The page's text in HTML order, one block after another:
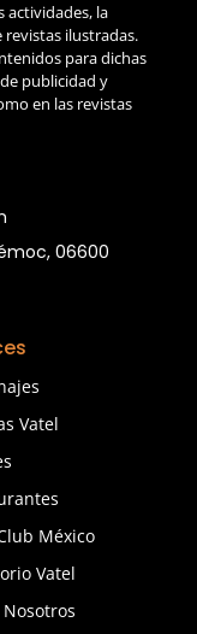
actividades, la
revistas ilustradas.
para dichas
publicidad y
en las revistas
06600
Vatel
México
Vatel